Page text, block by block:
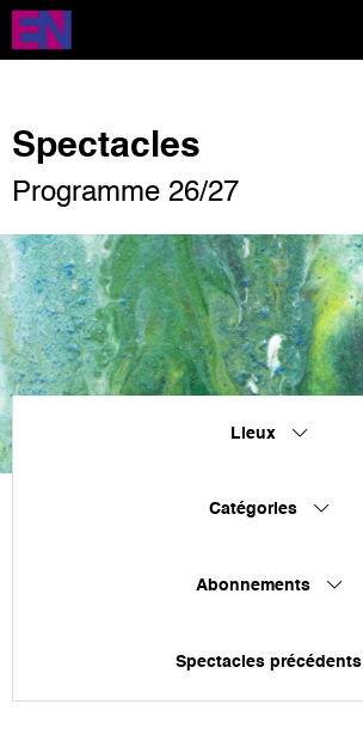
Aller
contenu
Spectacles
Programme 26/27
Lieux
Catégories
Abonnements
Spectacles précédents